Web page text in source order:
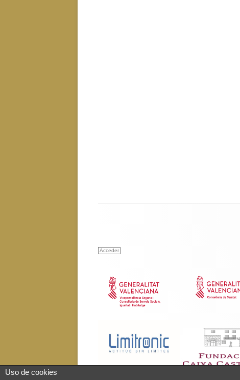
Acceder
Uso de cookies